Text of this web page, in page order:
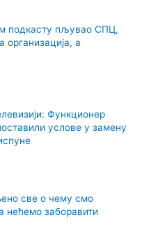
подкасту пљувао СПЦ,
организација, а
Функционер
услове у замену
све о чему смо
нећемо заборавити